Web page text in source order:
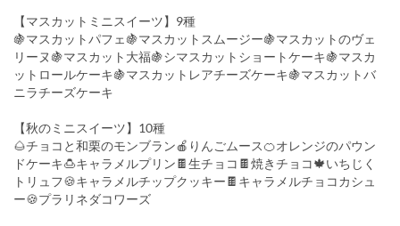
【マスカットミニスイーツ】9種
🍇マスカットパフェ🍇マスカットスムージー🍇マスカットのヴェ
リーヌ🍇マスカット⼤福🍇シマスカットショートケーキ🍇マスカ
ットロールケーキ🍇マスカットレアチーズケーキ🍇マスカットバ
ニラチーズケーキ
【秋のミニスイーツ】10種
🌰チョコと和栗のモンブラン🍎りんごムース🍊オレンジのパウン
ドケーキ🍮キャラメルプリン🍫⽣チョコ🍫焼きチョコ🍁いちじく
トリュフ🍪キャラメルチップクッキー🍫キャラメルチョコカシュ
ー🍪プラリネダコワーズ